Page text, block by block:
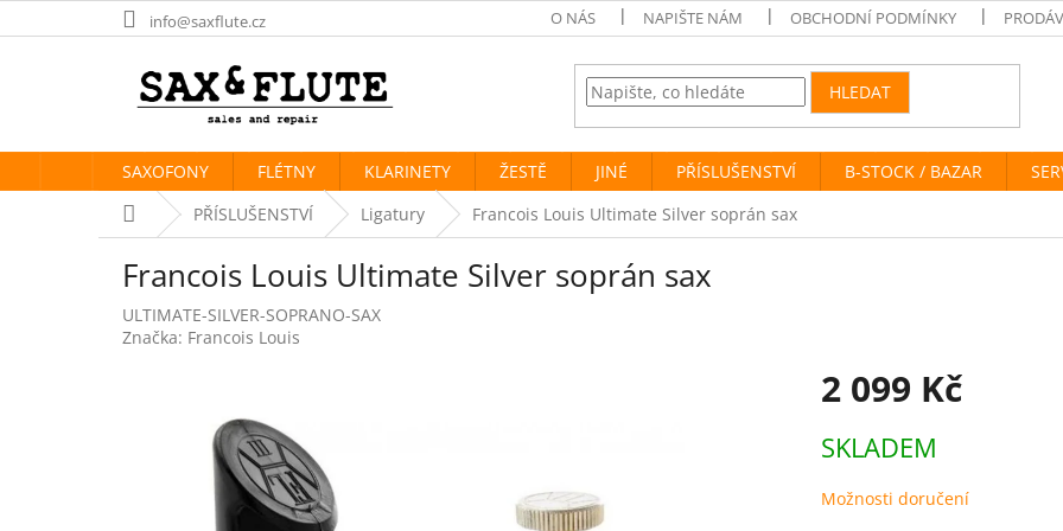
na
info@saxflute.cz O NÁS NAPIŠTE NÁM OBCHODNÍ PODMÍNKY
HLEDAT
SAXOFONY FLÉTNY KLARINETY ŽESTĚ JINÉ PŘÍSLUŠENSTVÍ B-STOCK / BAZAR
Domů PŘÍSLUŠENSTVÍ Ligatury Francois Louis Ultimate Silver soprán sax
Francois Louis Ultimate Silver soprán sax
ULTIMATE-SILVER-SOPRANO-SAX
Značka: Francois Louis
2 099 Kč
cena:
SKLADEM
Možnosti doručení